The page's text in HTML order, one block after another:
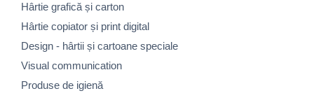
Hârtie grafică și carton
Hârtie copiator și print digital
Design - hârtii și cartoane speciale
Visual communication
Produse de igienă